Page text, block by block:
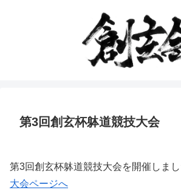
第3回創玄杯躰道競技大会
第3回創玄杯躰道競技大会を開催しまし
大会ページへ